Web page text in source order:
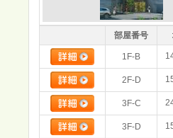
部屋番号
1F-B
2F-D
3F-C
3F-D